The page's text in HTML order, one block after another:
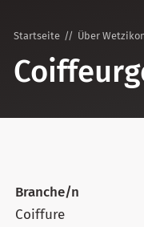
Startseite Über
Branche/n
Coiffure